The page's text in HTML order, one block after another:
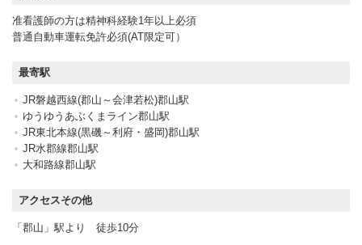
准看護師の方は精神科経験1年以上必須
普通自動車運転免許必須(AT限定可）
最寄駅
JR磐越西線(郡山～会津若松)郡山駅
ゆうゆうあぶくまライン郡山駅
JR東北本線(黒磯～利府・盛岡)郡山駅
JR水郡線郡山駅
大和路線郡山駅
アクセスその他
「郡山」駅より 徒歩10分